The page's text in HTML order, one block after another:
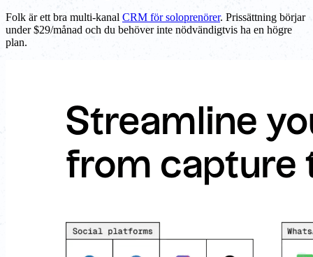
Folk är ett bra multi-kanal CRM för soloprenörer. Prissättning börjar
under $29/månad och du behöver inte nödvändigtvis ha en högre
plan.